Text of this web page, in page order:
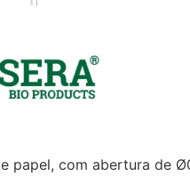
papel, com abertura de